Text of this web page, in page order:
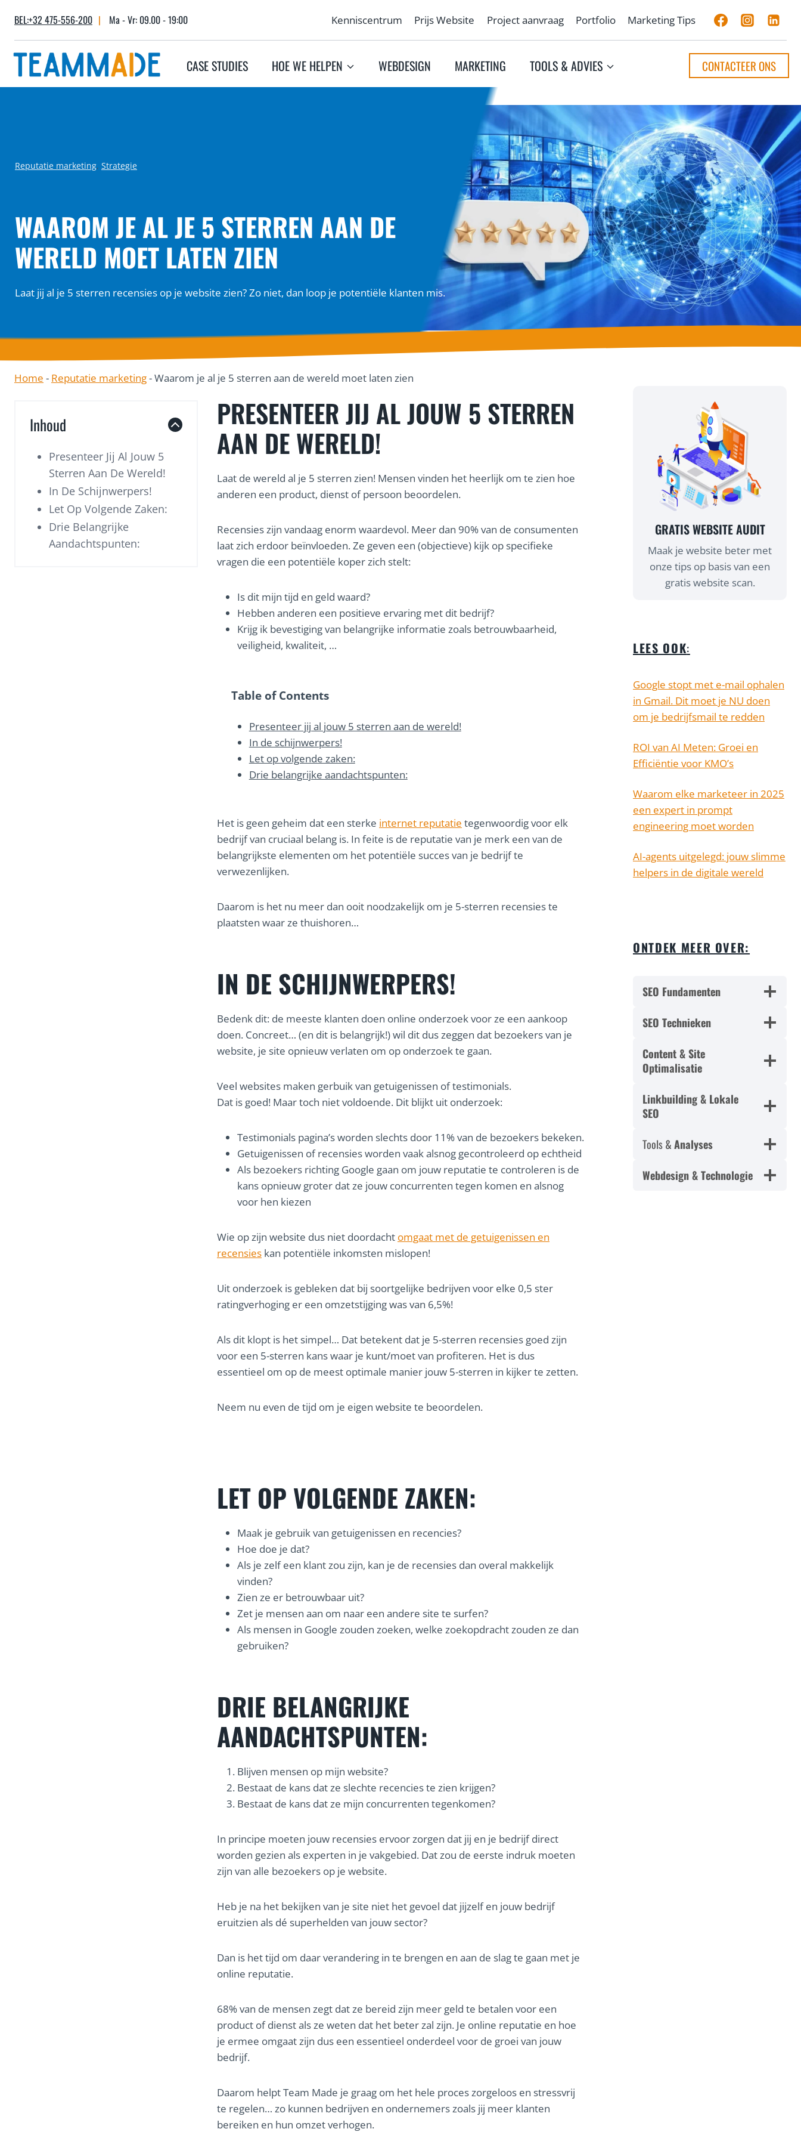
content
BEL:+32 475-556-200 | Ma - Vr: 09.00 - 19:00 Kenniscentrum Prijs Website Project aanvraag Portfolio Marketing Tips
CASE STUDIES HOE WE HELPEN WEBDESIGN MARKETING TOOLS & ADVIES CONTACTEER ONS
Reputatie marketing, Strategie
WAAROM JE AL JE 5 STERREN AAN DE
WERELD MOET LATEN ZIEN
Laat jij al je 5 sterren recensies op je website zien? Zo niet, dan loop je potentiële klanten mis.
Home - Reputatie marketing-Waarom je al je 5 sterren aan de wereld moet laten zien
Inhoud
Presenteer Jij Al Jouw 5
Sterren Aan De Wereld!
In De Schijnwerpers!
Let Op Volgende Zaken:
Drie Belangrijke
Aandachtspunten:
PRESENTEER JIJ AL JOUW 5 STERREN
AAN DE WERELD!
Laat de wereld al je 5 sterren zien! Mensen vinden het heerlijk om te zien hoe
anderen een product, dienst of persoon beoordelen.
Recensies zijn vandaag enorm waardevol. Meer dan 90% van de consumenten
laat zich erdoor beïnvloeden. Ze geven een (objectieve) kijk op specifieke
vragen die een potentiële koper zich stelt:
Is dit mijn tijd en geld waard?
Hebben anderen een positieve ervaring met dit bedrijf?
Krijg ik bevestiging van belangrijke informatie zoals betrouwbaarheid,
veiligheid, kwaliteit, …
Table of Contents
Presenteer jij al jouw 5 sterren aan de wereld!
In de schijnwerpers!
Let op volgende zaken:
Drie belangrijke aandachtspunten:
Het is geen geheim dat een sterke internet reputatie tegenwoordig voor elk
bedrijf van cruciaal belang is. In feite is de reputatie van je merk een van de
belangrijkste elementen om het potentiële succes van je bedrijf te
verwezenlijken.
Daarom is het nu meer dan ooit noodzakelijk om je 5-sterren recensies te
plaatsten waar ze thuishoren…
IN DE SCHIJNWERPERS!
Bedenk dit: de meeste klanten doen online onderzoek voor ze een aankoop
doen. Concreet… (en dit is belangrijk!) wil dit dus zeggen dat bezoekers van je
website, je site opnieuw verlaten om op onderzoek te gaan.
Veel websites maken gerbuik van getuigenissen of testimonials.
Dat is goed! Maar toch niet voldoende. Dit blijkt uit onderzoek:
Testimonials pagina’s worden slechts door 11% van de bezoekers bekeken.
Getuigenissen of recensies worden vaak alsnog gecontroleerd op echtheid
Als bezoekers richting Google gaan om jouw reputatie te controleren is de
kans opnieuw groter dat ze jouw concurrenten tegen komen en alsnog
voor hen kiezen
Wie op zijn website dus niet doordacht omgaat met de getuigenissen en
recensies kan potentiële inkomsten mislopen!
Uit onderzoek is gebleken dat bij soortgelijke bedrijven voor elke 0,5 ster
ratingverhoging er een omzetstijging was van 6,5%!
Als dit klopt is het simpel… Dat betekent dat je 5-sterren recensies goed zijn
voor een 5-sterren kans waar je kunt/moet van profiteren. Het is dus
essentieel om op de meest optimale manier jouw 5-sterren in kijker te zetten.
Neem nu even de tijd om je eigen website te beoordelen.
LET OP VOLGENDE ZAKEN:
Maak je gebruik van getuigenissen en recencies?
Hoe doe je dat?
Als je zelf een klant zou zijn, kan je de recensies dan overal makkelijk
vinden?
Zien ze er betrouwbaar uit?
Zet je mensen aan om naar een andere site te surfen?
Als mensen in Google zouden zoeken, welke zoekopdracht zouden ze dan
gebruiken?
DRIE BELANGRIJKE
AANDACHTSPUNTEN:
Blijven mensen op mijn website?
Bestaat de kans dat ze slechte recencies te zien krijgen?
Bestaat de kans dat ze mijn concurrenten tegenkomen?
In principe moeten jouw recensies ervoor zorgen dat jij en je bedrijf direct
worden gezien als experten in je vakgebied. Dat zou de eerste indruk moeten
zijn van alle bezoekers op je website.
Heb je na het bekijken van je site niet het gevoel dat jijzelf en jouw bedrijf
eruitzien als dé superhelden van jouw sector?
Dan is het tijd om daar verandering in te brengen en aan de slag te gaan met je
online reputatie.
68% van de mensen zegt dat ze bereid zijn meer geld te betalen voor een
product of dienst als ze weten dat het beter zal zijn. Je online reputatie en hoe
je ermee omgaat zijn dus een essentieel onderdeel voor de groei van jouw
bedrijf.
Daarom helpt Team Made je graag om het hele proces zorgeloos en stressvrij
te regelen… zo kunnen bedrijven en ondernemers zoals jij meer klanten
bereiken en hun omzet verhogen.
GRATIS WEBSITE AUDIT
Maak je website beter met
onze tips op basis van een
gratis website scan.
LEES OOK:
Google stopt met e-mail ophalen
in Gmail. Dit moet je NU doen
om je bedrijfsmail te redden
ROI van AI Meten: Groei en
Efficiëntie voor KMO’s
Waarom elke marketeer in 2025
een expert in prompt
engineering moet worden
AI-agents uitgelegd: jouw slimme
helpers in de digitale wereld
ONTDEK MEER OVER:
SEO Fundamenten
SEO Technieken
Content & Site
Optimalisatie
Linkbuilding & Lokale
SEO
Tools &Analyses
Webdesign & Technologie